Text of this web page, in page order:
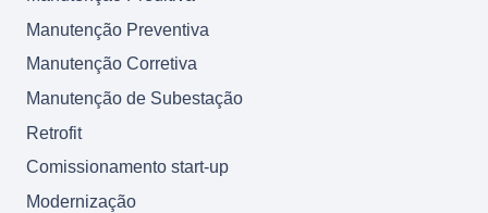
Manutenção Preventiva
Manutenção Corretiva
Manutenção de Subestação
Retrofit
Comissionamento start-up
Modernização